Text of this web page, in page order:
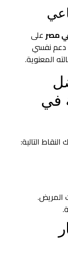
مصرعلى
دعم نفسي
المعنوية.
في
التالية:
المريض.